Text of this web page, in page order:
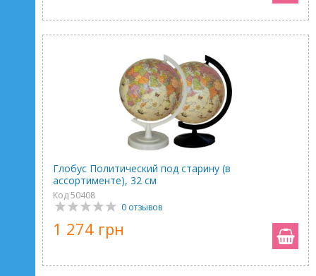
Глобус Политический под старину (в
ассортименте), 32 см
Код 50408
0 отзывов
1 274 грн